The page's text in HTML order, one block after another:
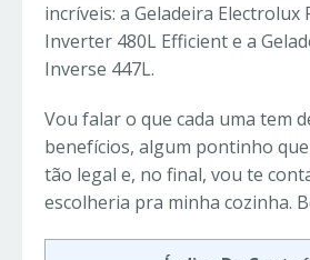
incríveis: a Geladeira Electrolux
Inverter 480L Efficient e a
Inverse 447L.
Vou falar o que cada uma tem
benefícios, algum pontinho
tão legal e, no final, vou te
escolheria pra minha cozinha.